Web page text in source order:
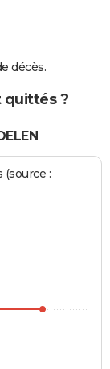
décès.
quittés ?
: